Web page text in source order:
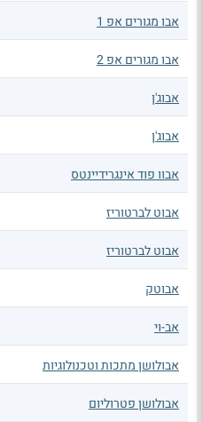
אבו מגורים אפ 1
אבו מגורים אפ 2
אבוג'ן
אבוג'ן
אבוו פוד אינגרידיינטס
אבוט לברטוריז
אבוט לברטוריז
אבוטק
אב-וי
אבולושן מתכות וטכנולוגיות
אבולושן פטרוליום